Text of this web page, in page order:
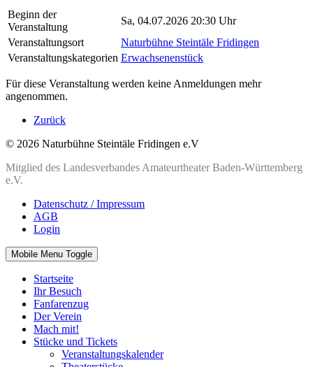
Beginn der
Veranstaltung
Sa, 04.07.2026 20:30 Uhr
Veranstaltungsort
Naturbühne Steintäle Fridingen
Veranstaltungskategorien Erwachsenenstück
Für diese Veranstaltung werden keine Anmeldungen mehr
angenommen.
Zurück
© 2026 Naturbühne Steintäle Fridingen e.V
Mitglied des Landesverbandes Amateurtheater Baden-Württemberg
e.V.
Datenschutz / Impressum
AGB
Login
Mobile Menu Toggle
Startseite
Ihr Besuch
Fanfarenzug
Der Verein
Mach mit!
Stücke und Tickets
Veranstaltungskalender